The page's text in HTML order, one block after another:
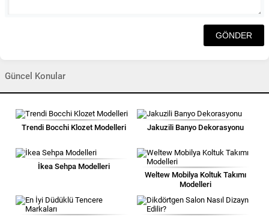
Güncel Konular
Trendi Bocchi Klozet Modelleri Jakuzili Banyo Dekorasyonu
İkea Sehpa Modelleri
Weltew Mobilya Koltuk Takımı
Modelleri